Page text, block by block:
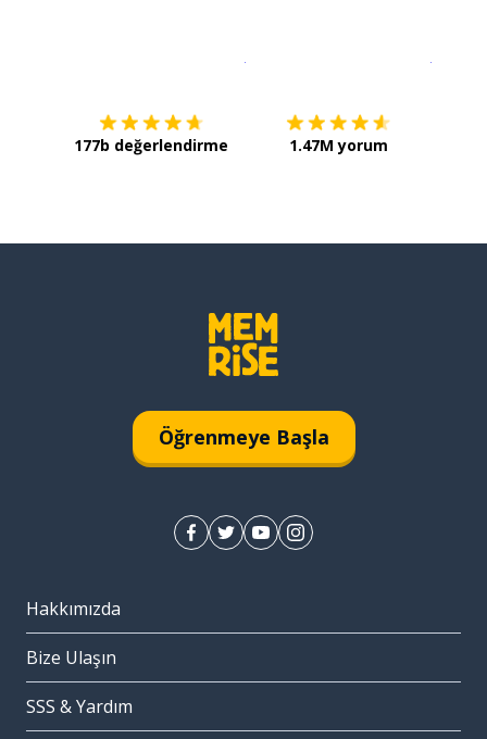
177b değerlendirme 1.47M yorum
Öğrenmeye Başla
Hakkımızda
Bize Ulaşın
SSS & Yardım